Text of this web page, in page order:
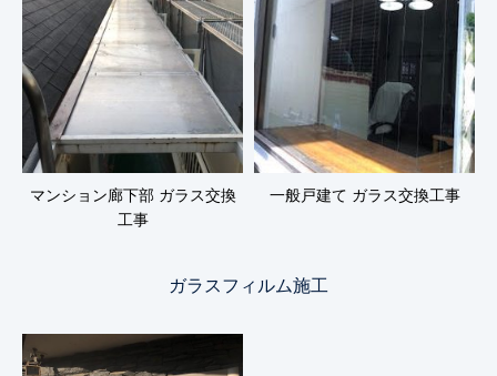
マンション廊下部 ガラス交換
工事
一般戸建て ガラス交換工事
ガラスフィルム施工